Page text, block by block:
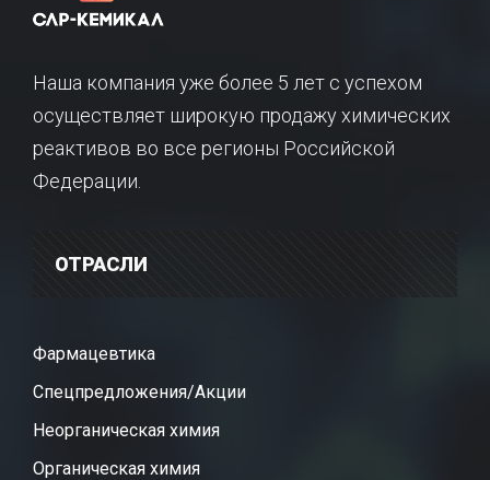
Наша компания уже более 5 лет с успехом
осуществляет широкую продажу химических
реактивов во все регионы Российской
Федерации.
ОТРАСЛИ
Фармацевтика
Спецпредложения/Акции
Неорганическая химия
Органическая химия